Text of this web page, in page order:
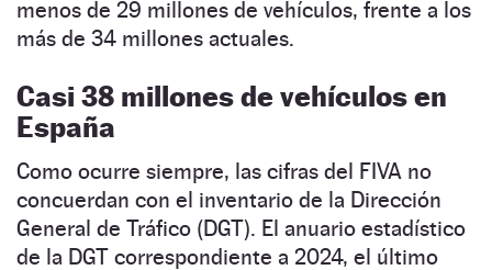
menos de 29 millones de vehículos, frente a los
más de 34 millones actuales.
Casi 38 millones de vehículos en
España
Como ocurre siempre, las cifras del FIVA no
concuerdan con el inventario de la Dirección
General de Tráfico (DGT). El anuario estadístico
de la DGT correspondiente a 2024, el último